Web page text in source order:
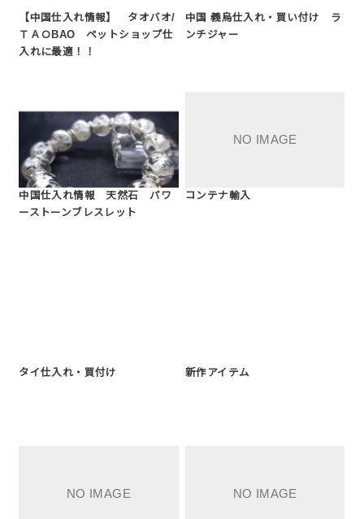
【中国仕入れ情報】 タオバオ/
ＴＡＯBAO ペットショップ仕
入れに最適！！
中国 義烏仕入れ・買い付け ラ
ンチジャー
中国仕入れ情報 天然石 パワ
ーストーンブレスレット
コンテナ輸入
タイ仕入れ・買付け 新作アイテム